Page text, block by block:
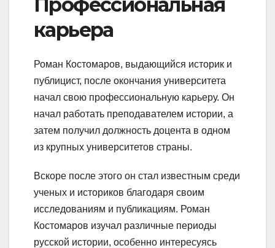
карьера
Роман Костомаров, выдающийся историк и
публицист, после окончания университета
начал свою профессиональную карьеру. Он
начал работать преподавателем истории, а
затем получил должность доцента в одном
из крупных университетов страны.
Вскоре после этого он стал известным среди
ученых и историков благодаря своим
исследованиям и публикациям. Роман
Костомаров изучал различные периоды
русской истории, особенно интересуясь